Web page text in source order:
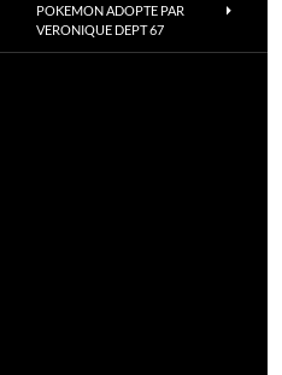
POKEMON ADOPTE PAR
VERONIQUE DEPT 67